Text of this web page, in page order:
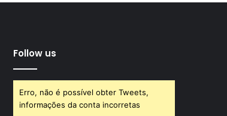
Follow us
Erro, não é possível obter Tweets,
informações da conta incorretas